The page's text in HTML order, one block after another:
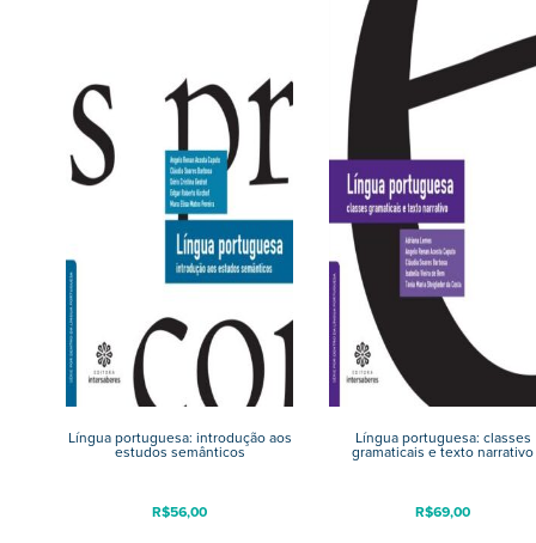
Língua portuguesa: introdução aos
estudos semânticos
R$56,00
Língua portuguesa: classes
gramaticais e texto narrativo
R$69,00